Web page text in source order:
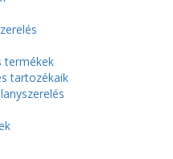
termékek
tartozékaik